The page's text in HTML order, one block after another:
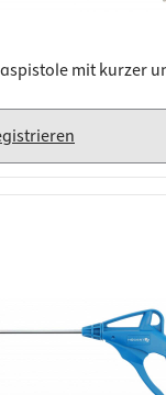
mit kurzer